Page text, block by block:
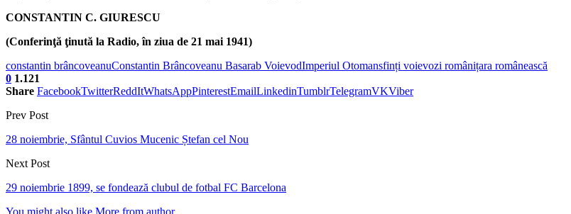
CONSTANTIN C. GIURESCU
(Conferinţă ţinută la Radio,în ziua de 21 mai 1941)
constantin brâncoveanuConstantin Brâncoveanu Basarab VoievodImperiul Otomansfinți voievozi românițara românească
0 1.121
Share FacebookTwitterReddItWhatsAppPinterestEmailLinkedinTumblrTelegramVKViber
Prev Post
28 noiembrie, Sfântul Cuvios Mucenic Ștefan cel Nou
Next Post
29 noiembrie 1899, se fondează clubul de fotbal FC Barcelona
You might also like More from author